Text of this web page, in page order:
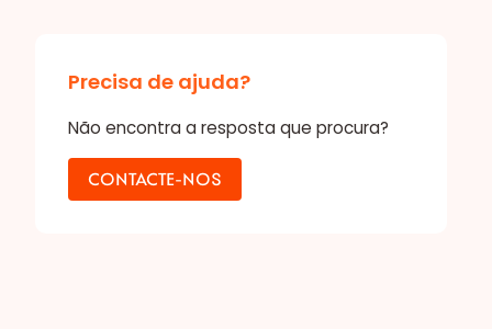
Precisa de ajuda?
Não encontra a resposta que procura?
CONTACTE-NOS